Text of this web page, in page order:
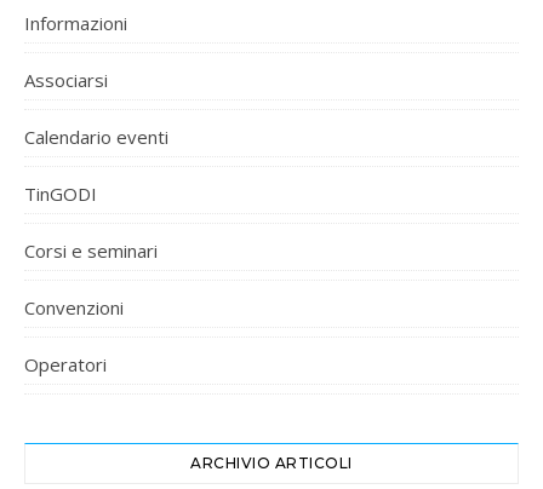
Informazioni
Associarsi
Calendario eventi
TinGODI
Corsi e seminari
Convenzioni
Operatori
ARCHIVIO ARTICOLI